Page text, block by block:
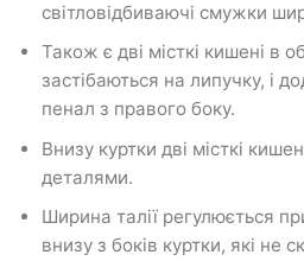
світловідбиваючі смужки
Також є дві місткі кишені в
застібаються на липучку, і
пенал з правого боку.
Внизу куртки дві місткі
деталями.
Ширина талії регулюється
внизу з боків куртки, які не